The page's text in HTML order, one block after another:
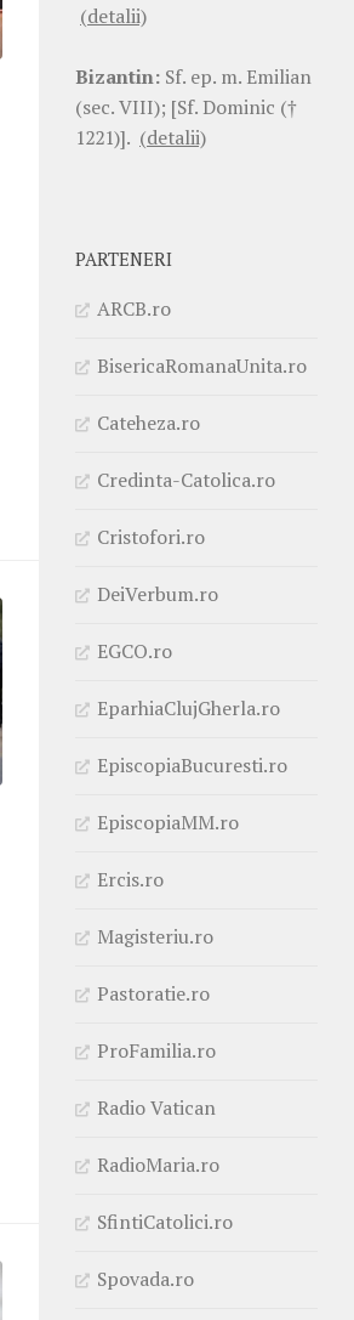
(detalii)
Bizantin: Sf. ep. m. Emilian
(sec. VIII); [Sf. Dominic (†
1221)]. (detalii)
PARTENERI
ARCB.ro
BisericaRomanaUnita.ro
Cateheza.ro
Credinta-Catolica.ro
Cristofori.ro
DeiVerbum.ro
EGCO.ro
EparhiaClujGherla.ro
EpiscopiaBucuresti.ro
EpiscopiaMM.ro
Ercis.ro
Magisteriu.ro
Pastoratie.ro
ProFamilia.ro
Radio Vatican
RadioMaria.ro
SfintiCatolici.ro
Spovada.ro